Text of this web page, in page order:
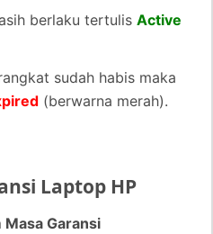
berlaku tertulis Active
sudah habis maka
(berwarna merah).
Laptop HP
Garansi